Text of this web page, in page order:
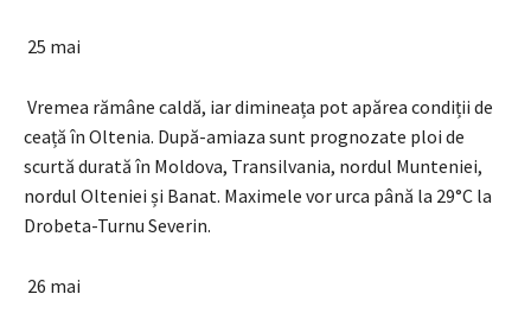
25 mai
Vremea rămâne caldă, iar dimineața pot apărea condiții de
ceață în Oltenia. După-amiaza sunt prognozate ploi de
scurtă durată în Moldova, Transilvania, nordul Munteniei,
nordul Olteniei și Banat. Maximele vor urca până la 29°C la
Drobeta-Turnu Severin.
26 mai